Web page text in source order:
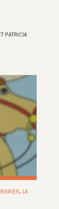
PATRICIA
, LA